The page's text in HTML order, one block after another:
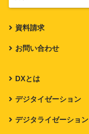
資料請求
お問い合わせ
DXとは
デジタイゼーション
デジタライゼーション